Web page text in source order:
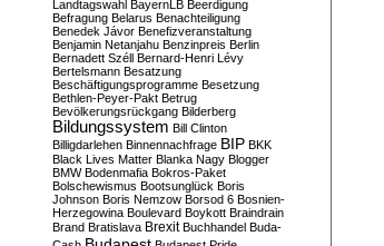
Landtagswahl BayernLB Beerdigung
Befragung Belarus Benachteiligung
Benedek Jávor Benefizveranstaltung
Benjamin Netanjahu Benzinpreis Berlin
Bernadett Széll Bernard-Henri Lévy
Bertelsmann Besatzung
Beschäftigungsprogramme Besetzung
Bethlen-Peyer-Pakt Betrug
Bevölkerungsrückgang Bilderberg
Bildungssystem Bill Clinton
Billigdarlehen Binnennachfrage BIP BKK
Black Lives Matter Blanka Nagy Blogger
BMW Bodenmafia Bokros-Paket
Bolschewismus Bootsunglück Boris
Johnson Boris Nemzow Borsod 6 Bosnien-
Herzegowina Boulevard Boykott Braindrain
Brand Bratislava Brexit Buchhandel Buda-